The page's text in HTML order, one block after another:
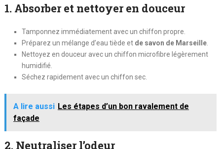
1. Absorber et nettoyer en douceur
Tamponnez immédiatement avec un chiffon propre.
Préparez un mélange d’eau tiède et de savon de Marseille.
Nettoyez en douceur avec un chiffon microfibre légèrement
humidifié.
Séchez rapidement avec un chiffon sec.
A lire aussi Les étapes d’un bon ravalement de
façade
2. Neutraliser l’odeur